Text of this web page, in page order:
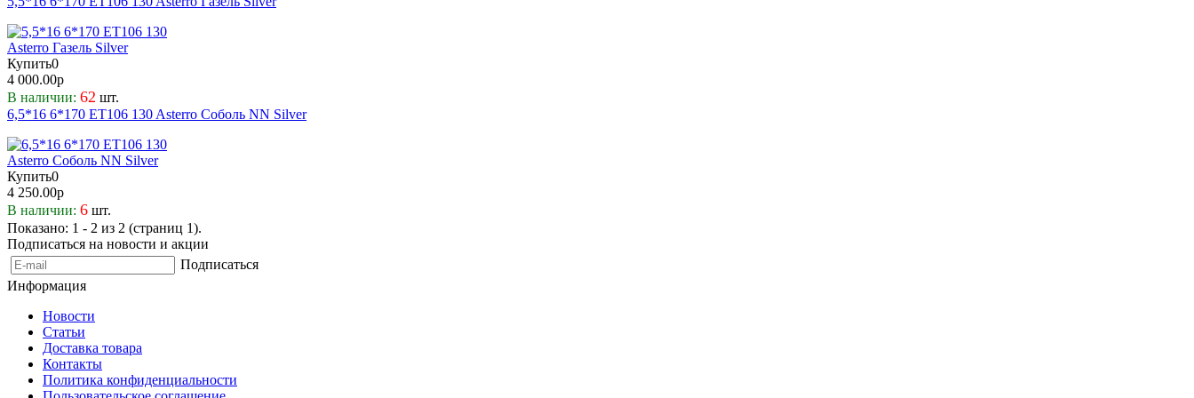
Купить0
4 000.00р
В наличии: 62 шт.
6,5*16 6*170 ET106 130 Asterro Соболь NN Silver
Купить0
4 250.00р
В наличии: 6 шт.
Показано: 1 - 2 из 2 (страниц 1).
Подписаться на новости и акции
Подписаться
Информация
Новости
Статьи
Доставка товара
Контакты
Политика конфиденциальности